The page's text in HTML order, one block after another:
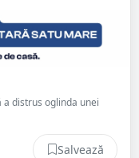
a distrus oglinda unei
Salvează